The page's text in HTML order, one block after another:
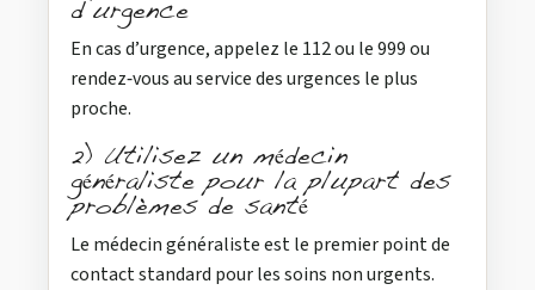
d’urgence
En cas d’urgence, appelez le 112 ou le 999 ou
rendez‑vous au service des urgences le plus
proche.
2) Utilisez un médecin
généraliste pour la plupart des
problèmes de santé
Le médecin généraliste est le premier point de
contact standard pour les soins non urgents.